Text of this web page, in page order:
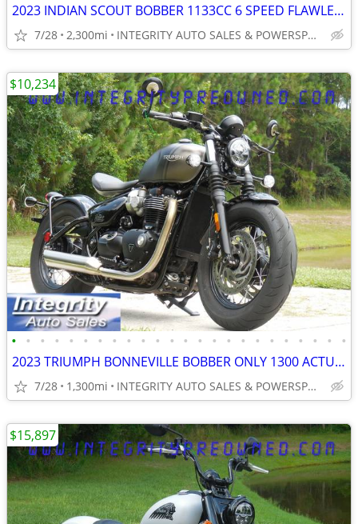
2023 INDIAN SCOUT BOBBER 1133CC 6 SPEED FLAWLESS BIKE NO BS FEES
7/28 2,300mi INTEGRITY AUTO SALES & POWERSPORTS
• • • • • • • • • • • • • • • • • • • • • • • •
2023 TRIUMPH BONNEVILLE BOBBER ONLY 1300 ACTUAL MILES LIKE NEW BIKE!!!
7/28 1,300mi INTEGRITY AUTO SALES & POWERSPORTS
$10,234
$15,897